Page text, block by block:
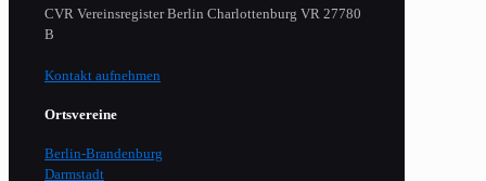
CVR Vereinsregister Berlin Charlottenburg VR 27780
B
Kontakt aufnehmen
Ortsvereine
Berlin-Brandenburg
Darmstadt